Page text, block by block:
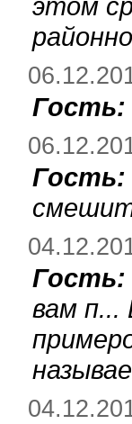
Гость:
Гость:
Гость:
вам п...